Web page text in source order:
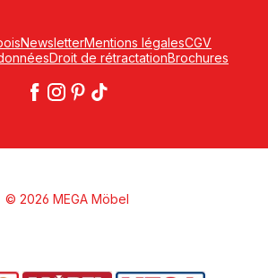
NewsletterMentions légalesCGV
Droit de rétractationBrochures
© 2026 MEGA Möbel